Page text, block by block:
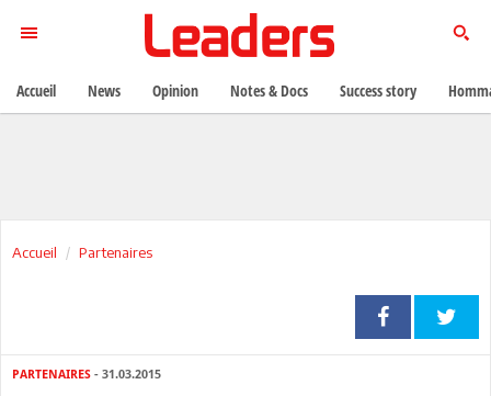
Accueil Partenaires
PARTENAIRES - 31.03.2015
Accueil News Opinion Notes & Docs Success story